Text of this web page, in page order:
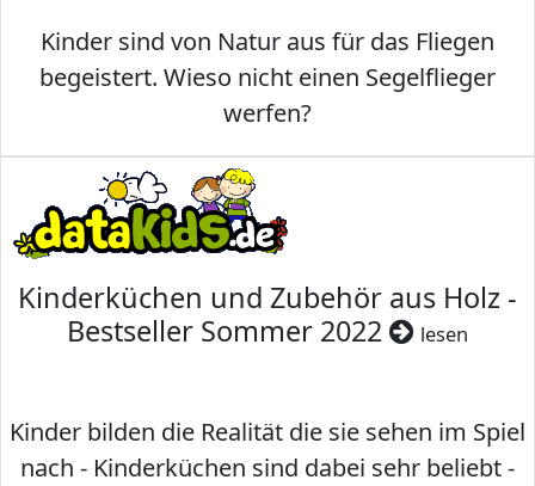
Kinder sind von Natur aus für das Fliegen
begeistert. Wieso nicht einen Segelflieger
werfen?
Kinderküchen und Zubehör aus Holz -
Bestseller Sommer 2022
lesen
Kinder bilden die Realität die sie sehen im Spiel
nach - Kinderküchen sind dabei sehr beliebt -